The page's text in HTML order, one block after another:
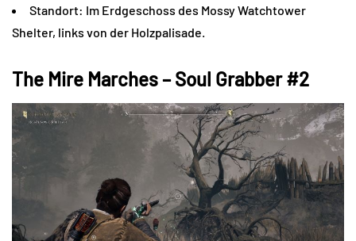
Standort: Im Erdgeschoss des Mossy Watchtower
Shelter, links von der Holzpalisade.
The Mire Marches – Soul Grabber #2